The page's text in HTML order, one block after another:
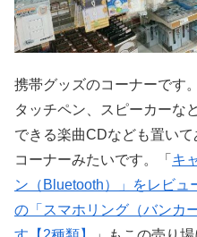
携帯グッズのコーナーです
タッチペン、スピーカーな
できる楽曲CDなども置い
コーナーみたいです。「 キ
ン（Bluetooth）」をレビュ
の「スマホリング（バンカ